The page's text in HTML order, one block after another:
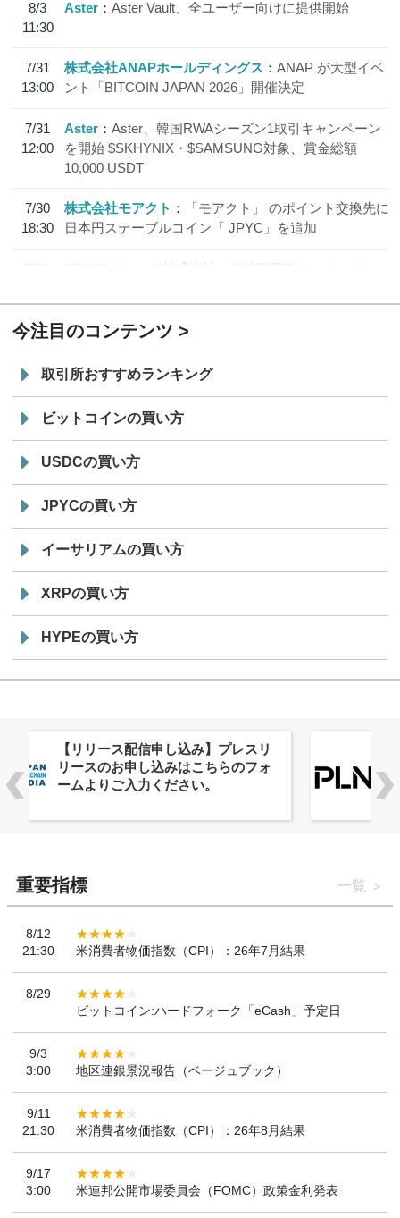
8/3
11:30
Aster Aster Vault、全ユーザー向けに提供開始
7/31
13:00
株式会社ANAPホールディングス
ANAP が大型イベ
ント「BITCOIN JAPAN 2026」開催決定
7/31
12:00
Aster
Aster、韓国RWAシーズン1取引キャンペーン
を開始 $SKHYNIX・$SAMSUNG対象、賞金総額
10,000 USDT
7/30
18:30
株式会社モアクト
「モアクト」 のポイント交換先に
日本円ステーブルコイン「 JPYC」を追加
7/29
SBI VCトレード株式会社
信託型円建てステーブル
今注目のコンテンツ
取引所おすすめランキング
ビットコインの買い方
USDCの買い方
JPYCの買い方
イーサリアムの買い方
XRPの買い方
HYPEの買い方
株式会社PlnX、アジア最大級のグロ
ーバルWeb3カンファレンス
「WebX2026」とのコラボレーショ
重要指標 一覧
8/12
21:30
米消費者物価指数（CPI）：26年7月結果
8/29
ビットコイン:ハードフォーク「eCash」予定日
9/3
3:00
地区連銀景況報告（ベージュブック）
9/11
21:30
米消費者物価指数（CPI）：26年8月結果
9/17
3:00
米連邦公開市場委員会（FOMC）政策金利発表